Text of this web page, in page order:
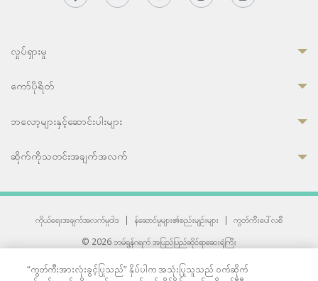
လှုပ်ရှားမှု
ကော်ပိုရိတ်
ဘလော့များနှင့်ဆောင်းပါးများ
ဆိုက်ကိုသတင်းအချက်အလက်
ကိုယ်ရေးအချက်အလက်မူဝါဒ | န်ဆောင်မှုများ၏စည်းမျဉ်းများ |
ကွတ်ကီးပေါ်လစီ
© 2026 ဘမ်ရွန်ဂရက် အပြည်ပြည်ဆိုင်ရာဆေးရုံကြီး
“ကွတ်ကီးအားလုံးခွင့်ပြုသည်” နှိပ်ပါက အသုံးပြုသူသည် ဝက်ဆိုက်